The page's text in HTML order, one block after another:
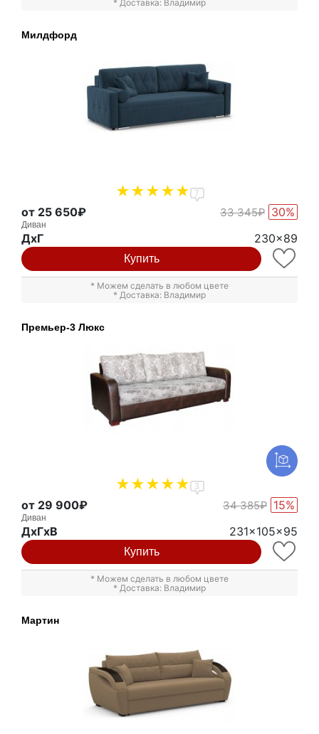
* Доставка: Владимир
Милдфорд
7
от 25 650₽ 33 345₽ 30%
Диван
ДxГ 230x89
Купить
* Можем сделать в любом цвете
* Доставка: Владимир
Премьер-3 Люкс
3
от 29 900₽ 34 385₽ 15%
Диван
ДxГxВ 231x105x95
Купить
* Можем сделать в любом цвете
* Доставка: Владимир
Мартин